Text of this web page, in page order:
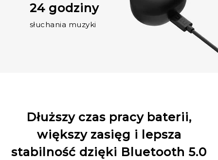
24 godziny
słuchania muzyki
Dłuższy czas pracy baterii,
większy zasięg i lepsza
stabilność dzięki Bluetooth 5.0